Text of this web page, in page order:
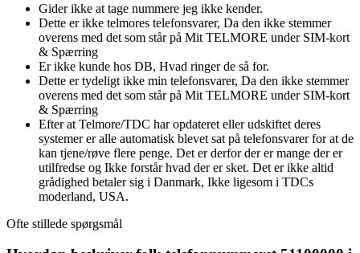
Gider ikke at tage nummere jeg ikke kender.
Dette er ikke telmores telefonsvarer, Da den ikke stemmer
overens med det som står på Mit TELMORE under SIM-kort
& Spærring
Er ikke kunde hos DB, Hvad ringer de så for.
Dette er tydeligt ikke min telefonsvarer, Da den ikke stemmer
overens med det som står på Mit TELMORE under SIM-kort
& Spærring
Efter at Telmore/TDC har opdateret eller udskiftet deres
systemer er alle automatisk blevet sat på telefonsvarer for at de
kan tjene/røve flere penge. Det er derfor der er mange der er
utilfredse og Ikke forstår hvad der er sket. Det er ikke altid
grådighed betaler sig i Danmark, Ikke ligesom i TDCs
moderland, USA.
Ofte stillede spørgsmål